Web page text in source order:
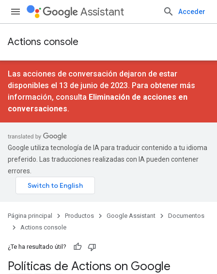
Assistant Acceder
Actions console
Las acciones de conversación dejaron de estar
disponibles el 13 de junio de 2023. Para obtener más
información, consulta Eliminación de acciones en
conversaciones.
Google utiliza tecnología de IA para traducir contenido a tu idioma
preferido. Las traducciones realizadas con IA pueden contener
errores.
Página principal Productos Google Assistant
Documentos
Actions console
¿Te ha resultado útil?
Políticas de Actions on Google